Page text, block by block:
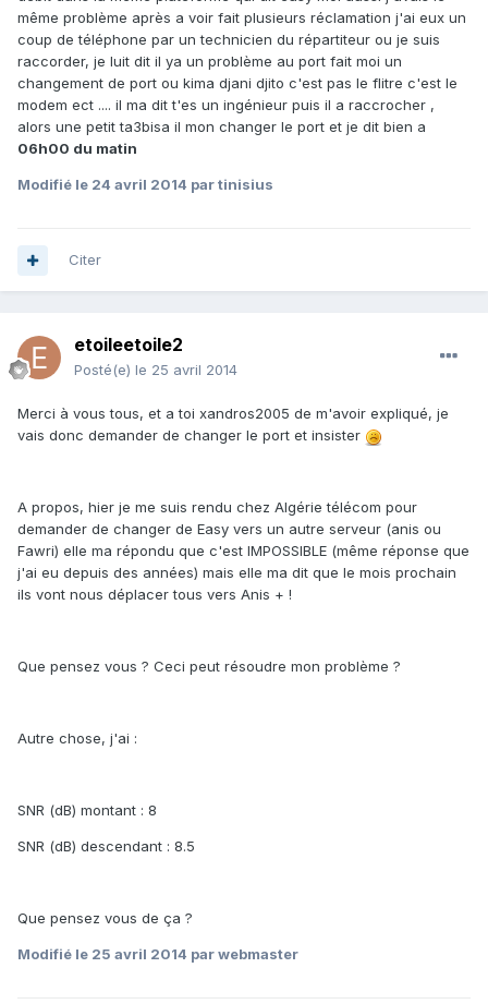
même problème après a voir fait plusieurs réclamation j'ai eux un
coup de téléphone par un technicien du répartiteur ou je suis
raccorder, je luit dit il ya un problème au port fait moi un
changement de port ou kima djani djito c'est pas le flitre c'est le
modem ect .... il ma dit t'es un ingénieur puis il a raccrocher ,
alors une petit ta3bisa il mon changer le port et je dit bien a
06h00 du matin
Modifié le 24 avril 2014 par tinisius
Citer
etoileetoile2
Posté(e) le 25 avril 2014
Merci à vous tous, et a toi xandros2005 de m'avoir expliqué, je
vais donc demander de changer le port et insister
A propos, hier je me suis rendu chez Algérie télécom pour
demander de changer de Easy vers un autre serveur (anis ou
Fawri) elle ma répondu que c'est IMPOSSIBLE (même réponse que
j'ai eu depuis des années) mais elle ma dit que le mois prochain
ils vont nous déplacer tous vers Anis + !
Que pensez vous ? Ceci peut résoudre mon problème ?
Autre chose, j'ai :
SNR (dB) montant : 8
SNR (dB) descendant : 8.5
Que pensez vous de ça ?
Modifié le 25 avril 2014 par webmaster